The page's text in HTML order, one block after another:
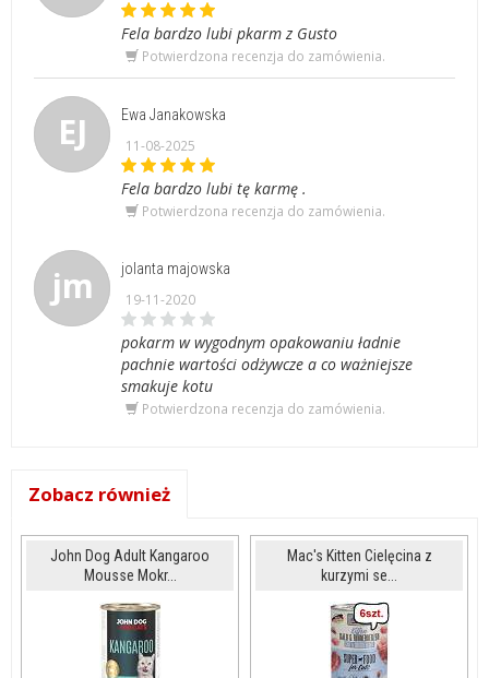
Fela bardzo lubi pkarm z Gusto
Potwierdzona recenzja do zamówienia.
EJ
Ewa Janakowska
11-08-2025
Fela bardzo lubi tę karmę .
Potwierdzona recenzja do zamówienia.
jm
jolanta majowska
19-11-2020
pokarm w wygodnym opakowaniu ładnie
pachnie wartości odżywcze a co ważniejsze
smakuje kotu
Potwierdzona recenzja do zamówienia.
Zobacz również
John Dog Adult Kangaroo
Mousse Mokr...
Mac's Kitten Cielęcina z
kurzymi se...